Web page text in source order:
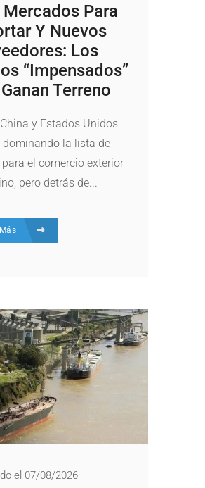
Para
Y Nuevos
Los
“impensados”
Terreno
y Estados Unidos
dominando la lista de
el comercio exterior
pero detrás de...
el 07/08/2026